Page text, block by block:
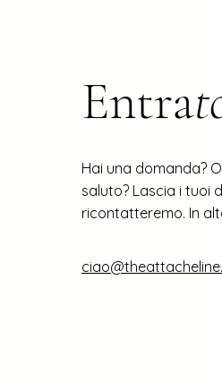
Entra
Hai una domanda?
saluto? Lascia i tuoi
ricontatteremo. In